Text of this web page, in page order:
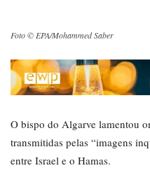
Foto © EPA/Mohammed Saber
O bispo do Algarve lamentou
transmitidas pelas “imagens
entre Israel e o Hamas.